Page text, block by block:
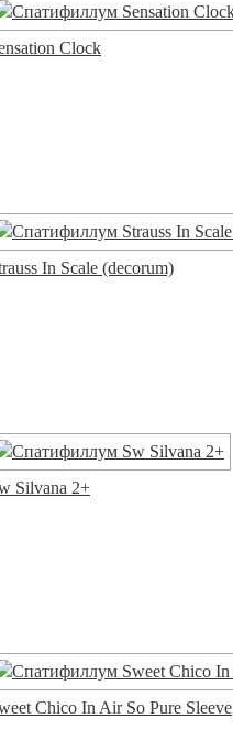
Clock
In Scale (decorum)
Silvana 2+
Chico In Air So Pure Sleeve